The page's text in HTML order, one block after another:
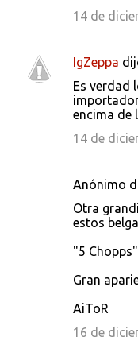
14 de
IgZeppa
Es verdad
encima de
14 de
Anónimo
Otra
estos
"5 Chopps"
Gran
AiToR
16 de